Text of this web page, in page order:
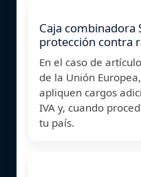
Caja combinadora
protección contra
En el caso de
de la Unión
apliquen cargos
IVA y, cuando
tu país.